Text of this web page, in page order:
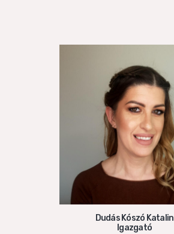
Dudás Kószó Katalin
Igazgató